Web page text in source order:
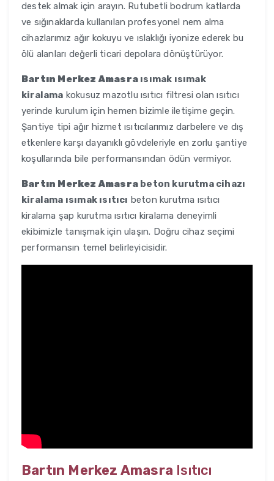
destek almak için arayın. Rutubetli bodrum katlarda
ve sığınaklarda kullanılan profesyonel nem alma
cihazlarımız ağır kokuyu ve ıslaklığı iyonize ederek bu
ölü alanları değerli ticari depolara dönüştürüyor.
Bartın Merkez Amasra ısımak ısımak
kiralama kokusuz mazotlu ısıtıcı filtresi olan ısıtıcı
yerinde kurulum için hemen bizimle iletişime geçin.
Şantiye tipi ağır hizmet ısıtıcılarımız darbelere ve dış
etkenlere karşı dayanıklı gövdeleriyle en zorlu şantiye
koşullarında bile performansından ödün vermiyor.
Bartın Merkez Amasra beton kurutma cihazı
kiralama ısımak ısıtıcı beton kurutma ısıtıcı
kiralama şap kurutma ısıtıcı kiralama deneyimli
ekibimizle tanışmak için ulaşın. Doğru cihaz seçimi
performansın temel belirleyicisidir.
Bartın Merkez Amasra Isıtıcı